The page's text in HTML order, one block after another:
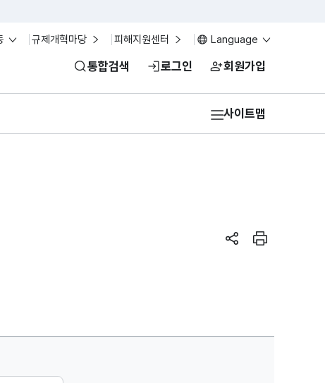
규제개혁마당 피해지원센터 Language
통합검색 로그인 회원가입
사이트맵
페이지 공유하기
페이지 인쇄
정보 제공